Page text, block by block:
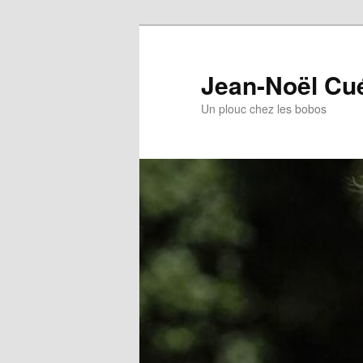
Jean-Noël
Un plouc chez les bobos